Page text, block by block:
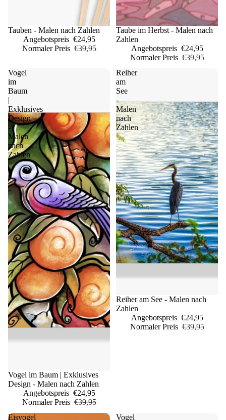
Sale
Tauben - Malen nach Zahlen
Angebotspreis €24,95
Normaler Preis €39,95
Sale
Taube im Herbst - Malen nach
Zahlen
Angebotspreis €24,95
Normaler Preis €39,95
Vogel
im
Baum
|
Exklusives
Design
-
Malen
nach
Zahlen
Sale
Vogel im Baum | Exklusives
Design - Malen nach Zahlen
Angebotspreis €24,95
Normaler Preis €39,95
Reiher
am
See
-
Malen
nach
Zahlen
Sale
Reiher am See - Malen nach
Zahlen
Angebotspreis €24,95
Normaler Preis €39,95
Eisvogel
Vogel